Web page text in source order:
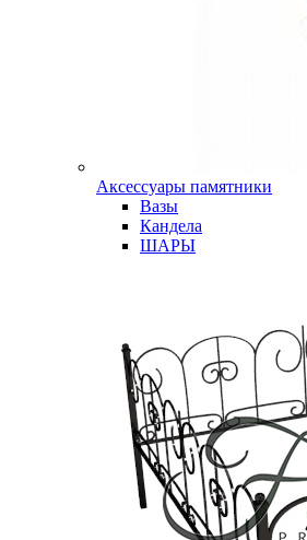
Аксессуары памятники
Вазы
Кандела
ШАРЫ